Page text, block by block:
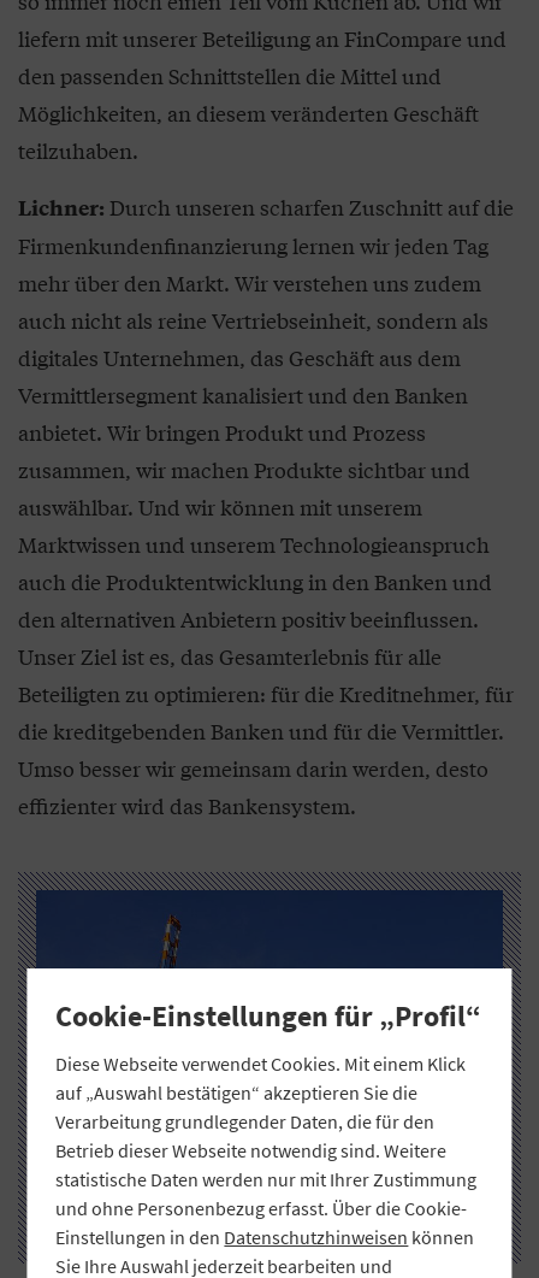
liefern mit unserer Beteiligung an FinCompare und
den passenden Schnittstellen die Mittel und
Möglichkeiten, an diesem veränderten Geschäft
teilzuhaben.
Lichner: Durch unseren scharfen Zuschnitt auf die
Firmenkundenfinanzierung lernen wir jeden Tag
mehr über den Markt. Wir verstehen uns zudem
auch nicht als reine Vertriebseinheit, sondern als
digitales Unternehmen, das Geschäft aus dem
Vermittlersegment kanalisiert und den Banken
anbietet. Wir bringen Produkt und Prozess
zusammen, wir machen Produkte sichtbar und
auswählbar. Und wir können mit unserem
Marktwissen und unserem Technologieanspruch
auch die Produktentwicklung in den Banken und
den alternativen Anbietern positiv beeinflussen.
Unser Ziel ist es, das Gesamterlebnis für alle
Beteiligten zu optimieren: für die Kreditnehmer, für
die kreditgebenden Banken und für die Vermittler.
Umso besser wir gemeinsam darin werden, desto
effizienter wird das Bankensystem.
Cookie-Einstellungen für „Profil“
Diese Webseite verwendet Cookies. Mit einem Klick
auf „Auswahl bestätigen“ akzeptieren Sie die
Verarbeitung grundlegender Daten, die für den
Betrieb dieser Webseite notwendig sind. Weitere
statistische Daten werden nur mit Ihrer Zustimmung
und ohne Personenbezug erfasst. Über die Cookie-
Einstellungen in den Datenschutzhinweisen können
Sie Ihre Auswahl jederzeit bearbeiten und